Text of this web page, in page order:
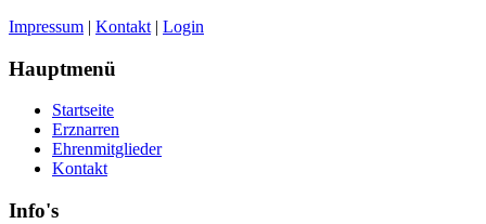
Impressum | Kontakt | Login
Hauptmenü
Startseite
Erznarren
Ehrenmitglieder
Kontakt
Info's